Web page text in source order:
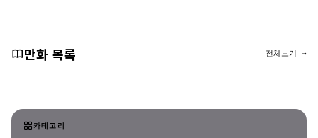
만화 목록 전체보기 →
카테고리